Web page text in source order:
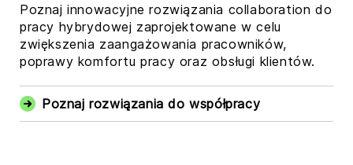
Poznaj innowacyjne rozwiązania collaboration do
pracy hybrydowej zaprojektowane w celu
zwiększenia zaangażowania pracowników,
poprawy komfortu pracy oraz obsługi klientów.
Poznaj rozwiązania do współpracy